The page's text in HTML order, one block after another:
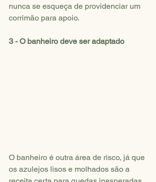
nunca se esqueça de providenciar um
corrimão para apoio.
3 - O banheiro deve ser adaptado
O banheiro é outra área de risco, já que
os azulejos lisos e molhados são a